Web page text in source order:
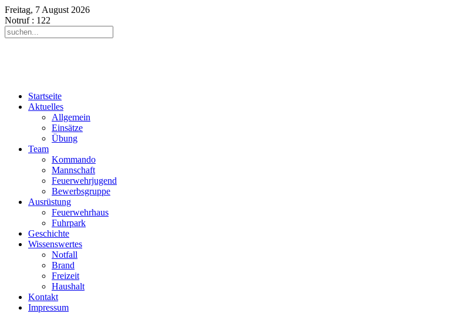
Freitag, 7 August 2026
Notruf: 122
Startseite
Aktuelles
Allgemein
Einsätze
Übung
Team
Kommando
Mannschaft
Feuerwehrjugend
Bewerbsgruppe
Ausrüstung
Feuerwehrhaus
Fuhrpark
Geschichte
Wissenswertes
Notfall
Brand
Freizeit
Haushalt
Kontakt
Impressum